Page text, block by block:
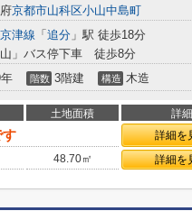
京都市山科区小山中島町
津線 「 追分 」駅 徒歩18分
山」バス停下車 徒歩8分
階数 3階建 構造 木造
土地面積 詳細
す 詳細を
48.70㎡ 詳細を